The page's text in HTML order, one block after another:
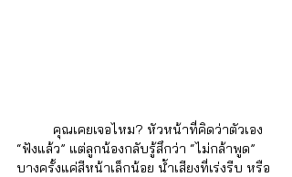
“ฟังแล้ว” แต่ลูกน้องกลับรู้สึกว่า “ไม่กล้าพูด”
บางครั้งแค่สีหน้าเล็กน้อย น้ำเสียงที่เร่งรีบ หรือ